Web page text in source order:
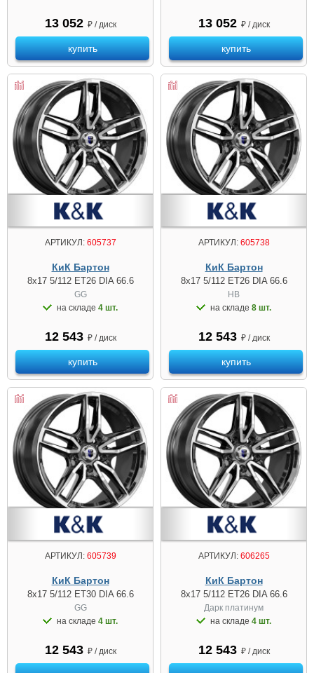
13 052 ₽ / диск
купить
13 052 ₽ / диск
купить
АРТИКУЛ:605737
КиК Бартон
8x17 5/112 ET26 DIA 66.6
GG
на складе 4 шт.
12 543 ₽ / диск
купить
АРТИКУЛ:605738
КиК Бартон
8x17 5/112 ET26 DIA 66.6
HB
на складе 8 шт.
12 543 ₽ / диск
купить
АРТИКУЛ:605739
КиК Бартон
8x17 5/112 ET30 DIA 66.6
GG
на складе 4 шт.
12 543 ₽ / диск
АРТИКУЛ:606265
КиК Бартон
8x17 5/112 ET26 DIA 66.6
Дарк платинум
на складе 4 шт.
12 543 ₽ / диск